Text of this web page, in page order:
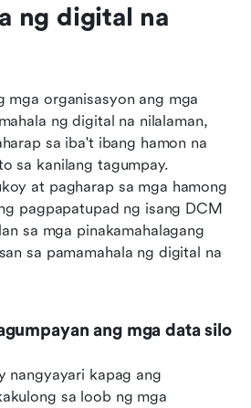
ng digital na
mga organisasyon ang mga
ng digital na nilalaman,
sa iba't ibang hamon na
sa kanilang tagumpay.
at pagharap sa mga hamong
pagpapatupad ng isang DCM
sa mga pinakamahalagang
sa pamamahala ng digital na
ang mga data silo
nangyayari kapag ang
sa loob ng mga